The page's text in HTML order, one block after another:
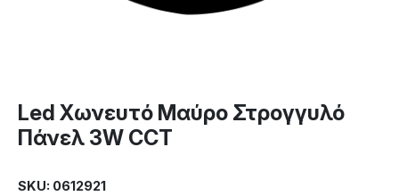
Led Χωνευτό Μαύρο Στρογγυλό
Πάνελ 3W CCT
SKU: 0612921